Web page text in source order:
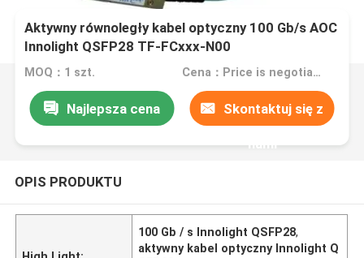
Aktywny równoległy kabel optyczny 100 Gb/s AOC
Innolight QSFP28 TF-FCxxx-N00
MOQ：1 szt. Cena：Price is negotiable
Najlepsza cena Skontaktuj się z
nami
OPIS PRODUKTU
100 Gb / s Innolight QSFP28,
aktywny kabel optyczny Innolight Q